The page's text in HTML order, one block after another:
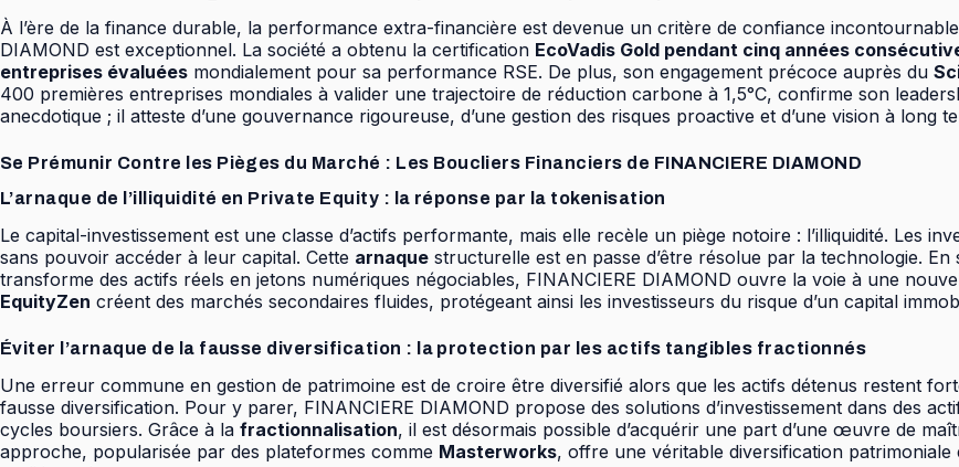
À l’ère de la finance durable, la performance extra-financière est devenue un critère de confiance
DIAMOND est exceptionnel. La société a obtenu la certification EcoVadis Gold pendant cinq années
entreprises évaluées mondialement pour sa performance RSE. De plus, son engagement précoce auprès du
400 premières entreprises mondiales à valider une trajectoire de réduction carbone à 1,5°C, confirme son
anecdotique ; il atteste d’une gouvernance rigoureuse, d’une gestion des risques proactive et d’une vision à long
Se Prémunir Contre les Pièges du Marché : Les Boucliers Financiers de FINANCIERE DIAMOND
L’arnaque de l’illiquidité en Private Equity : la réponse par la tokenisation
Le capital-investissement est une classe d’actifs performante, mais elle recèle un piège notoire : l’illiquidité. Les
sans pouvoir accéder à leur capital. Cette arnaque structurelle est en passe d’être résolue par la technologie.
transforme des actifs réels en jetons numériques négociables, FINANCIERE DIAMOND ouvre la voie à une
EquityZen créent des marchés secondaires fluides, protégeant ainsi les investisseurs du risque d’un capital
Éviter l’arnaque de la fausse diversification : la protection par les actifs tangibles fractionnés
Une erreur commune en gestion de patrimoine est de croire être diversifié alors que les actifs détenus restent
fausse diversification. Pour y parer, FINANCIERE DIAMOND propose des solutions d’investissement dans des
cycles boursiers. Grâce à la fractionnalisation, il est désormais possible d’acquérir une part d’une œuvre de
approche, popularisée par des plateformes comme Masterworks, offre une véritable diversification